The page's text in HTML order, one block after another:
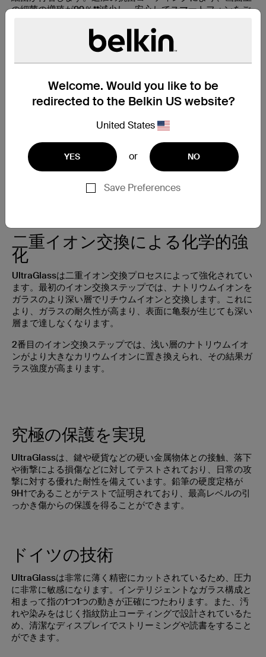
Welcome. Would you like to be
redirected to the Belkin US website?
United States
YES or NO
Save Preferences
の細菌の増殖が99％**減少し、安心してスマートフォンをご
二重イオン交換による化学的強
化
UltraGlassは二重イオン交換プロセスによって強化されてい
ます。最初のイオン交換ステップでは、ナトリウムイオンを
ガラスのより深い層でリチウムイオンと交換します。これに
より、ガラスの耐久性が高まり、表面に亀裂が生じても深い
層まで達しなくなります。
2番目のイオン交換ステップでは、浅い層のナトリウムイオ
ンがより大きなカリウムイオンに置き換えられ、その結果ガ
ラス強度が高まります。
究極の保護を実現
UltraGlassは、鍵や硬貨などの硬い金属物体との接触、落下
や衝撃による損傷などに対してテストされており、日常の攻
撃に対する優れた耐性を備えています。鉛筆の硬度定格が
9H†であることがテストで証明されており、最高レベルの引
っかき傷からの保護を得ることができます。
ドイツの技術
UltraGlassは非常に薄く精密にカットされているため、圧力
に非常に敏感になります。インテリジェントなガラス構成と
相まって指の1つ1つの動きが正確につたわります。また、汚
れや染みをはじく指紋防止コーティングで設計されているた
め、清潔なディスプレイでストリーミングや読書をすること
ができます。